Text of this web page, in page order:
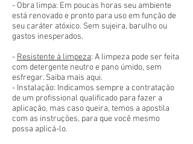
- Obra limpa: Em poucas horas seu ambiente
está renovado e pronto para uso em função de
seu caráter atóxico. Sem sujeira, barulho ou
gastos inesperados.
- Resistente à limpeza: A limpeza pode ser feita
com detergente neutro e pano úmido, sem
esfregar. Saiba mais aqui.
- Instalação: Indicamos sempre a contratação
de um profissional qualificado para fazer a
aplicação, mas caso queira, temos a apostila
com as instruções, para que você mesmo
possa aplicá-lo.